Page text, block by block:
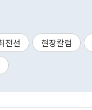
전선 현장칼럼